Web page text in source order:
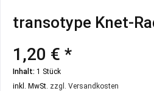
transotype Knet-
1,20 € *
Inhalt: 1 Stück
inkl. MwSt. zzgl. Versandkosten